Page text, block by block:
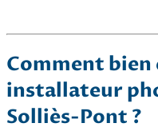
Comment
installateur
Solliès-Pont ?